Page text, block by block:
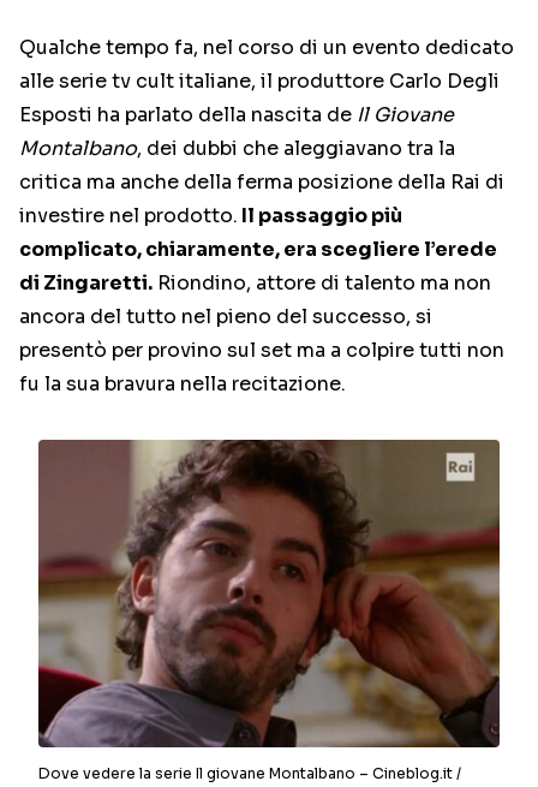
Qualche tempo fa, nel corso di un evento dedicato
alle serie tv cult italiane, il produttore Carlo Degli
Esposti ha parlato della nascita de Il Giovane
Montalbano, dei dubbi che aleggiavano tra la
critica ma anche della ferma posizione della Rai di
investire nel prodotto. Il passaggio più
complicato, chiaramente, era scegliere l’erede
di Zingaretti. Riondino, attore di talento ma non
ancora del tutto nel pieno del successo, si
presentò per provino sul set ma a colpire tutti non
fu la sua bravura nella recitazione.
Dove vedere la serie Il giovane Montalbano – Cineblog.it /